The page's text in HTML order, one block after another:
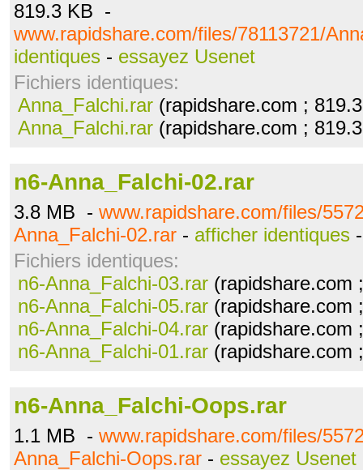
819.3 KB -
www.rapidshare.com/files/78113721/
identiques - essayez Usenet
Fichiers identiques:
Anna_Falchi.rar (rapidshare.com ;
Anna_Falchi.rar (rapidshare.com ;
n6-Anna_Falchi-02.rar
3.8 MB - www.rapidshare.com/files/
Anna_Falchi-02.rar - afficher identiques
Fichiers identiques:
n6-Anna_Falchi-03.rar
n6-Anna_Falchi-05.rar
n6-Anna_Falchi-04.rar
n6-Anna_Falchi-01.rar
n6-Anna_Falchi-Oops.rar
1.1 MB - www.rapidshare.com/files/
Anna_Falchi-Oops.rar - essayez Usenet